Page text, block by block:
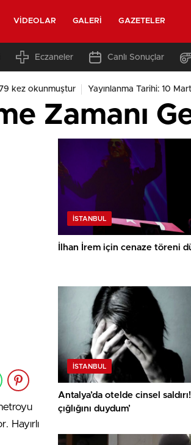
VIDEOLAR GALERI GAZETELER
Eczaneler Canlı Sonuçlar
kez okunmuştur Yayınlanma Tarihi: 10
Zamanı
Hayırlı
İSTANBUL
İlhan İrem için cenaze töreni
İSTANBUL
Antalya’da otelde cinsel
çığlığını duydum’